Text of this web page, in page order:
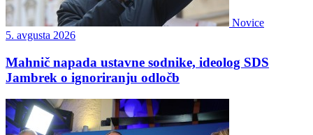
Novice
5. avgusta 2026
Mahnič napada ustavne sodnike, ideolog SDS
Jambrek o ignoriranju odločb